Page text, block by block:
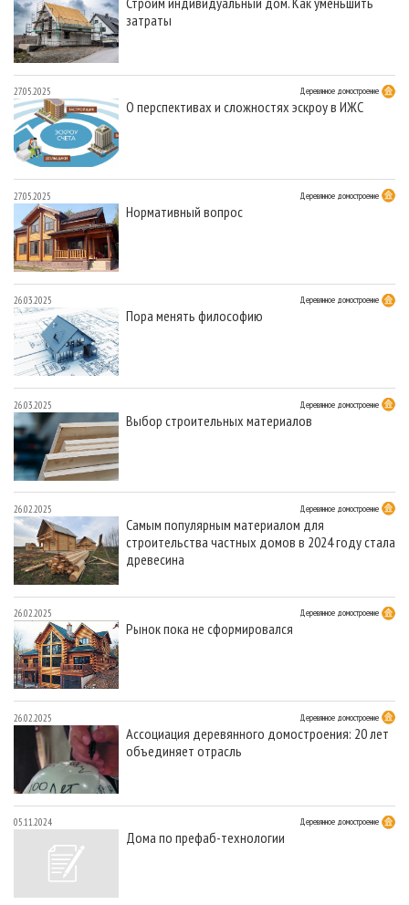
затраты
27.05.2025 Деревянное домостроение
О перспективах и сложностях эскроу в ИЖС
27.05.2025 Деревянное домостроение
Нормативный вопрос
26.03.2025 Деревянное домостроение
Пора менять философию
26.03.2025 Деревянное домостроение
Выбор строительных материалов
26.02.2025 Деревянное домостроение
Самым популярным материалом для
строительства частных домов в 2024 году стала
древесина
26.02.2025 Деревянное домостроение
Рынок пока не сформировался
26.02.2025 Деревянное домостроение
Ассоциация деревянного домостроения: 20 лет
объединяет отрасль
05.11.2024 Деревянное домостроение
Дома по префаб-технологии